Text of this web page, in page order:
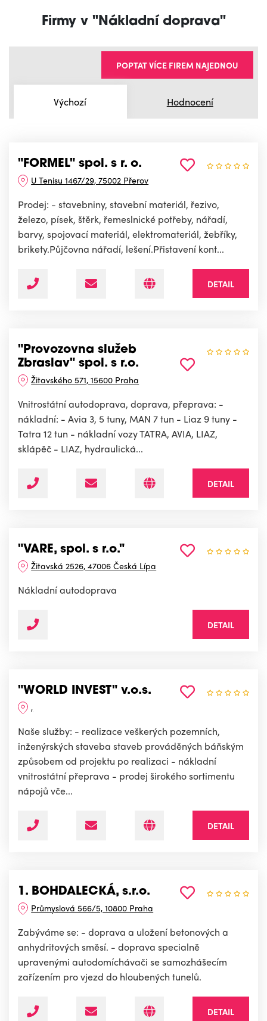
Firmy v "Nákladní doprava"
Výchozí Hodnocení
POPTAT VÍCE FIREM NAJEDNOU
"FORMEL" spol. s r. o.
U Tenisu 1467/29, 75002 Přerov
Prodej: - stavebniny, stavební materiál, řezivo,
železo, písek, štěrk, řemeslnické potřeby, nářadí,
barvy, spojovací materiál, elektromateriál, žebříky,
brikety.Půjčovna nářadí, lešení.Přistavení kont...
DETAIL
"Provozovna služeb
Zbraslav" spol. s r.o.
Žitavského 571, 15600 Praha
Vnitrostátní autodoprava, doprava, přeprava: -
nákladní: - Avia 3, 5 tuny, MAN 7 tun - Liaz 9 tuny -
Tatra 12 tun - nákladní vozy TATRA, AVIA, LIAZ,
sklápěč - LIAZ, hydraulická...
DETAIL
"VARE, spol. s r.o."
Žitavská 2526, 47006 Česká Lípa
Nákladní autodoprava
DETAIL
"WORLD INVEST" v.o.s.
,
Naše služby: - realizace veškerých pozemních,
inženýrských staveba staveb prováděných báňským
způsobem od projektu po realizaci - nákladní
vnitrostátní přeprava - prodej širokého sortimentu
nápojů vče...
DETAIL
1. BOHDALECKÁ, s.r.o.
Průmyslová 566/5, 10800 Praha
Zabýváme se: - doprava a uložení betonových a
anhydritových směsí. - doprava specialně
upravenými autodomíchávači se samozhášecím
zařízením pro vjezd do hloubených tunelů.
DETAIL